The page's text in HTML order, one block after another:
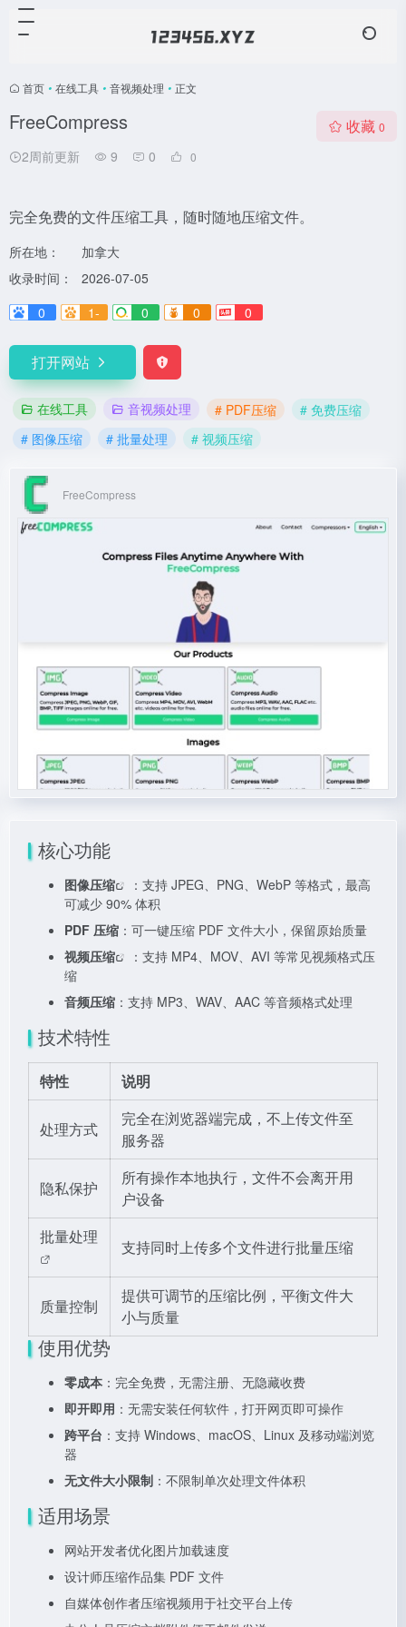
首页 • 在线工具 • 音视频处理 • 正文
FreeCompress
2周前更新 9 0 0
收藏 0
完全免费的文件压缩工具，随时随地压缩文件。
所在地：
加拿大
收录时间：
2026-07-05
0
1- 0 0 0
打开网站
在线工具 音视频处理 # PDF压缩
# 免费压缩
# 图像压缩
# 批量处理 # 视频压缩
FreeCompress
核心功能
图像压缩
：支持 JPEG、PNG、WebP 等格式，最高
可减少 90% 体积
PDF 压缩 ：可一键压缩 PDF 文件大小，保留原始质量
视频压缩
：支持 MP4、MOV、AVI 等常见视频格式压
缩
音频压缩 ：支持 MP3、WAV、AAC 等音频格式处理
技术特性
特性 说明
处理方式
完全在浏览器端完成，不上传文件至
服务器
隐私保护
所有操作本地执行，文件不会离开用
户设备
批量处理
支持同时上传多个文件进行批量压缩
质量控制
提供可调节的压缩比例，平衡文件大
小与质量
使用优势
零成本 ：完全免费，无需注册、无隐藏收费
即开即用 ：无需安装任何软件，打开网页即可操作
跨平台 ：支持 Windows、macOS、Linux 及移动端浏览
器
无文件大小限制 ：不限制单次处理文件体积
适用场景
网站开发者优化图片加载速度
设计师压缩作品集 PDF 文件
自媒体创作者压缩视频用于社交平台上传